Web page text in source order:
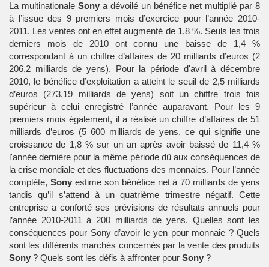
La multinationale Sony a dévoilé un bénéfice net multiplié par 8
à l’issue des 9 premiers mois d’exercice pour l’année 2010-
2011. Les ventes ont en effet augmenté de 1,8 %. Seuls les trois
derniers mois de 2010 ont connu une baisse de 1,4 %
correspondant à un chiffre d’affaires de 20 milliards d’euros (2
206,2 milliards de yens). Pour la période d'avril à décembre
2010, le bénéfice d’exploitation a atteint le seuil de 2,5 milliards
d’euros (273,19 milliards de yens) soit un chiffre trois fois
supérieur à celui enregistré l’année auparavant. Pour les 9
premiers mois également, il a réalisé un chiffre d’affaires de 51
milliards d’euros (5 600 milliards de yens, ce qui signifie une
croissance de 1,8 % sur un an après avoir baissé de 11,4 %
l'année dernière pour la même période dû aux conséquences de
la crise mondiale et des fluctuations des monnaies. Pour l’année
complète, Sonyestime son bénéfice net à 70 milliards de yens
tandis qu’il s’attend à un quatrième trimestre négatif. Cette
entreprise a conforté ses prévisions de résultats annuels pour
l’année 2010-2011 à 200 milliards de yens. Quelles sont les
conséquences pour Sony d’avoir le yen pour monnaie ? Quels
sont les différents marchés concernés par la vente des produits
Sony ? Quels sont les défis à affronter pour Sony ?